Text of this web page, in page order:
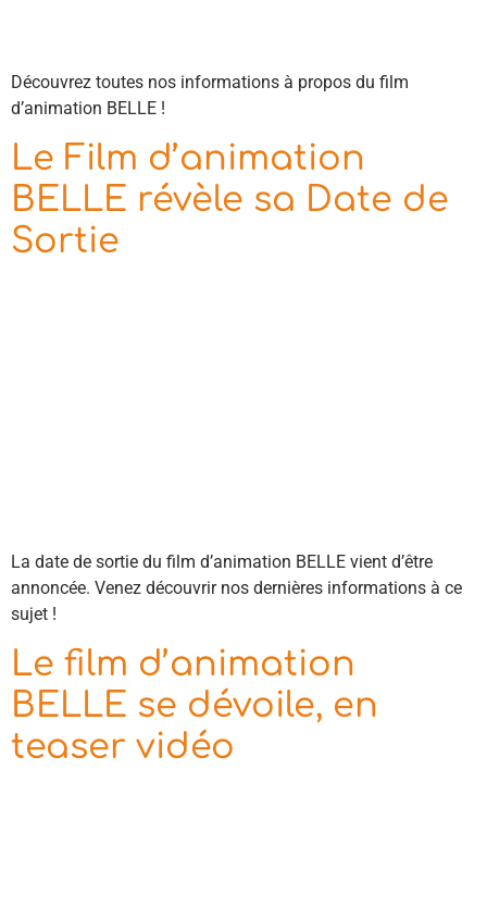
Découvrez toutes nos informations à propos du film
d’animation BELLE !
Le Film d’animation
BELLE révèle sa Date de
Sortie
La date de sortie du film d’animation BELLE vient d’être
annoncée. Venez découvrir nos dernières informations à ce
sujet !
Le film d’animation
BELLE se dévoile, en
teaser vidéo